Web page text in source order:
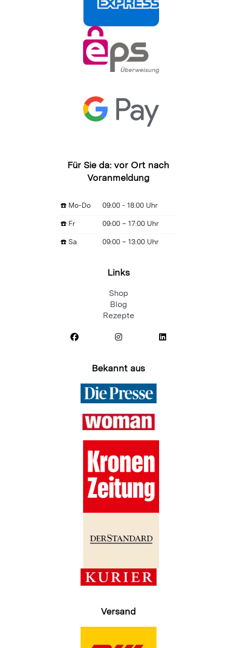
Für Sie da: vor Ort nach
Voranmeldung
☎️ Mo-Do 09:00 - 18:00 Uhr
☎️ Fr 09:00 – 17:00 Uhr
☎️ Sa 09:00 – 13:00 Uhr
Links
Shop
Blog
Rezepte
Bekannt aus
Versand